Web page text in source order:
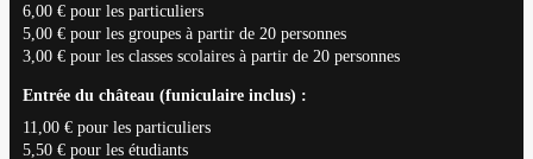
6,00 € pour les particuliers
5,00 € pour les groupes à partir de 20 personnes
3,00 € pour les classes scolaires à partir de 20 personnes
Entrée du château (funiculaire inclus) :
11,00 € pour les particuliers
5,50 € pour les étudiants